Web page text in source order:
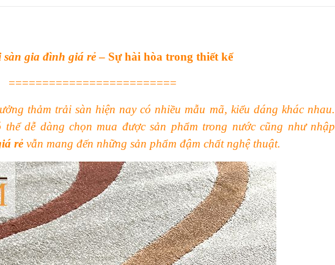
sàn gia đình giá rẻ– Sự hài hòa trong thiết kế
=========================
thảm trải sàn hiện nay có nhiều mẫu mã, kiểu dáng khác nhau.
dễ dàng chọn mua được sản phẩm trong nước cũng như nhập
rẻ vẫn mang đến những sản phẩm đậm chất nghệ thuật.